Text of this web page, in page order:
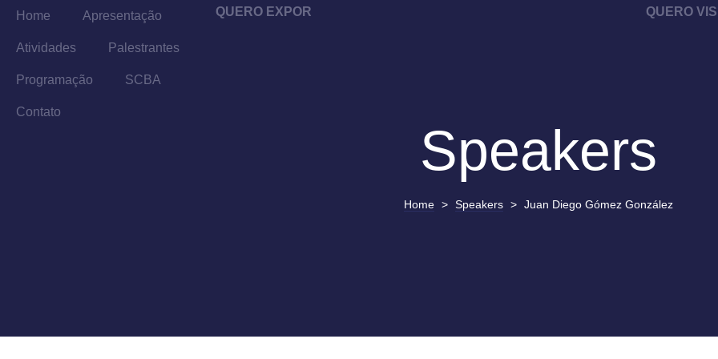
Home Apresentação
Atividades Palestrantes
Programação SCBA
Contato
QUERO EXPOR QUERO
Speakers
Home > Speakers > Juan Diego Gómez González